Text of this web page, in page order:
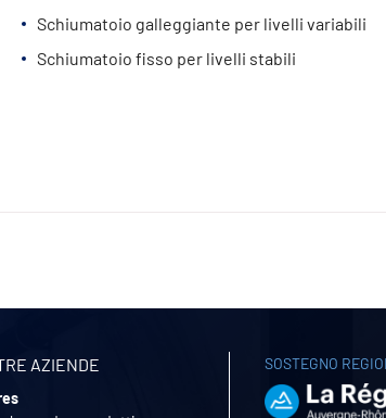
Schiumatoio galleggiante per livelli variabili
Schiumatoio fisso per livelli stabili
AZIENDE SOSTEGNO